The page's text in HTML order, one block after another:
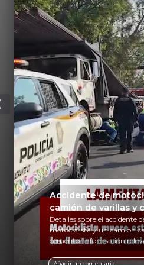
Añadir un comentario ...
Accidente de
camión de varillas y
Detalles sobre el accidente
motociclista y un camión
cemento. Información
vial y recomendaciones